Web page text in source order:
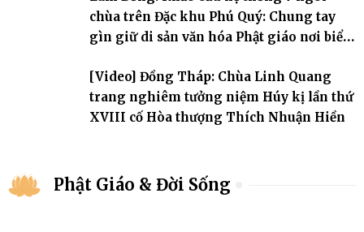
chùa trên Đặc khu Phú Quý: Chung tay
gìn giữ di sản văn hóa Phật giáo nơi biển
[Video] Đồng Tháp: Chùa Linh Quang
trang nghiêm tưởng niệm Húy kị lần thứ
XVIII cố Hòa thượng Thích Nhuận Hiền
Phật Giáo & Đời Sống